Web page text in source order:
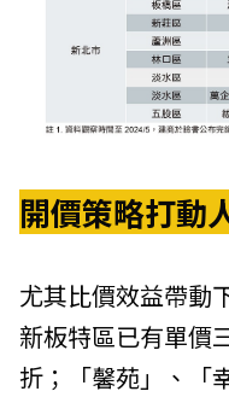
開價策略打動
尤其比價效益帶動
新板特區已有單價
折；「馨苑」、「